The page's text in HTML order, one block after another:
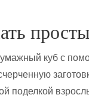
куб с
поделкой